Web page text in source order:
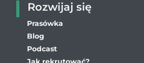
Rozwijaj się
Prasówka
Blog
Podcast